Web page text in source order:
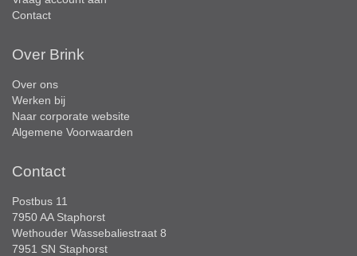
Contact
Over Brink
Over ons
Werken bij
Naar corporate website
Algemene Voorwaarden
Contact
Postbus 11
7950 AA Staphorst
Wethouder Wassebaliestraat 8
7951 SN Staphorst